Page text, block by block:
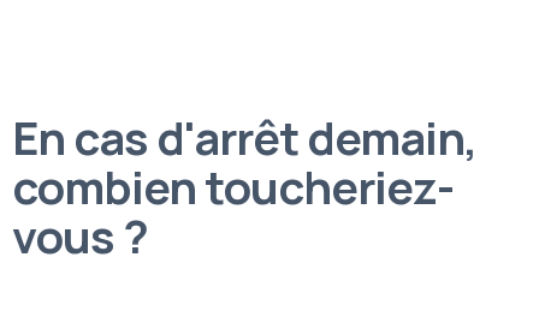
En cas d'arrêt demain,
combien toucheriez-
vous ?